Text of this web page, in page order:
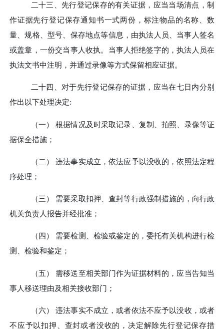
二十三、 先行登记保存的有关证据，应当当场清点，制
作证据先行登记保存通知书一式两份，标注物品的名称、数
量、规格、型号、保存地点等信息，由执法人员、当事人签名
或盖章，一份交当事人收执。当事人拒绝签字的，执法人员在
执法文书中注明，并通过录像等方式保留相应证据。
二十四、 对于先行登记保存的证据，应当在七日内分别
作出以下处理决定:
（一）根据情况及时采取记录、复制、拍照、录像等证
据保全措施；
（二）违法事实成立，依法应予以没收的，依照法定程
序处理；
（三） 需要采取扣押、查封等行政强制措施的，向行政
机关负责人报告并经批准；
（四） 需要检测、检验或鉴定的，委托有关机构进行检
测、检验和鉴定；
（五） 需移送至相关部门作为证据材料的，应当告知当
事人移送理由及相关接收部门；
（六）违法事实不成立，或者依法不应予以没收，或者
不应予以扣押、查封或者没收的，决定解除先行登记保存措